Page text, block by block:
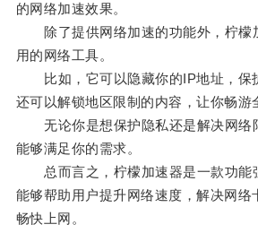
的网络加速效果。
除了提供网络加速的功能外，柠檬
用的网络工具。
比如，它可以隐藏你的IP地址，保
还可以解锁地区限制的内容，让你畅游
无论你是想保护隐私还是解决网络
能够满足你的需求。
总而言之，柠檬加速器是一款功能
能够帮助用户提升网络速度，解决网络
畅快上网。